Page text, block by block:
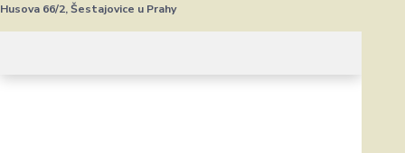
Husova 66/2, Šestajovice u Prahy